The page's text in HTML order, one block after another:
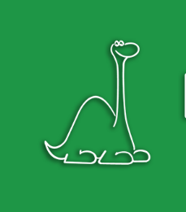
Brontosaurus
Brontosaurus